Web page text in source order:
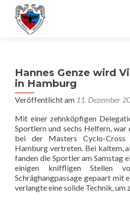
Hannes Genze wird
in Hamburg
Veröffentlicht am 11. Dezember
Mit einer zehnköpfigen
Sportlern und sechs Helfern,
bei der Masters Cyclo-Cross
Hamburg vertreten. Bei kaltem,
fanden die Sportler am Samstag
einigen kniffligen Stellen
Schräghangpassage gepaart mit
verlangte eine solide Technik, um